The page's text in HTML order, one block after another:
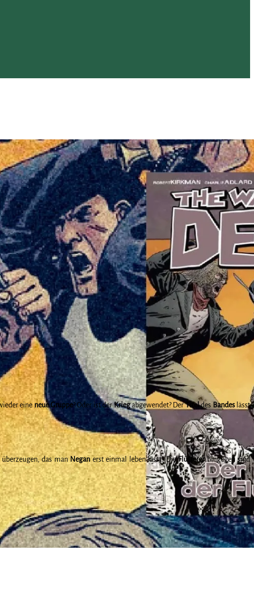
eineneue Gruppe? Oder ist derKriegabgewendet? DerTiteldes Bandeslässt
das man Neganerst einmal leben lässt. DieFlüstererhingegen sind